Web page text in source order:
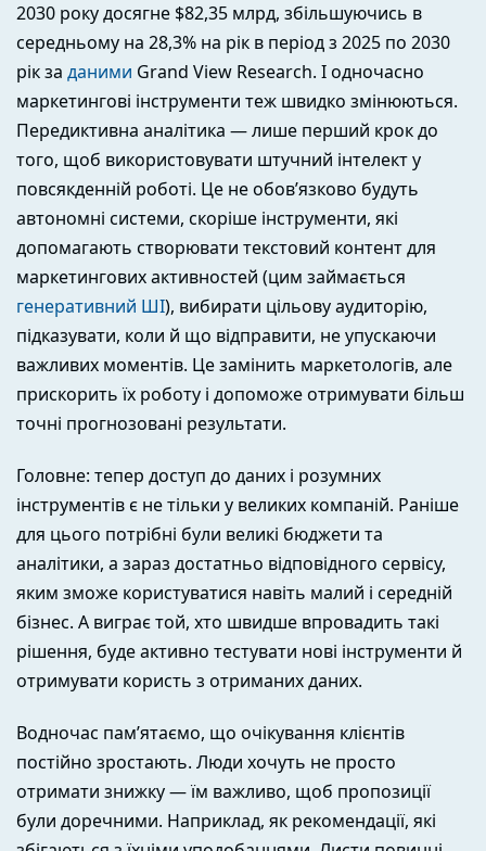
2030 року досягне $82,35 млрд, збільшуючись в
середньому на 28,3% на рік в період з 2025 по 2030
рік за даними Grand View Research. І одночасно
маркетингові інструменти теж швидко змінюються.
Передиктивна аналітика — лише перший крок до
того, щоб використовувати штучний інтелект у
повсякденній роботі. Це не обов’язково будуть
автономні системи, скоріше інструменти, які
допомагають створювати текстовий контент для
маркетингових активностей (цим займається
генеративний ШІ), вибирати цільову аудиторію,
підказувати, коли й що відправити, не упускаючи
важливих моментів. Це замінить маркетологів, але
прискорить їх роботу і допоможе отримувати більш
точні прогнозовані результати.
Головне: тепер доступ до даних і розумних
інструментів є не тільки у великих компаній. Раніше
для цього потрібні були великі бюджети та
аналітики, а зараз достатньо відповідного сервісу,
яким зможе користуватися навіть малий і середній
бізнес. А виграє той, хто швидше впровадить такі
рішення, буде активно тестувати нові інструменти й
отримувати користь з отриманих даних.
Водночас пам’ятаємо, що очікування клієнтів
постійно зростають. Люди хочуть не просто
отримати знижку — їм важливо, щоб пропозиції
були доречними. Наприклад, як рекомендації, які